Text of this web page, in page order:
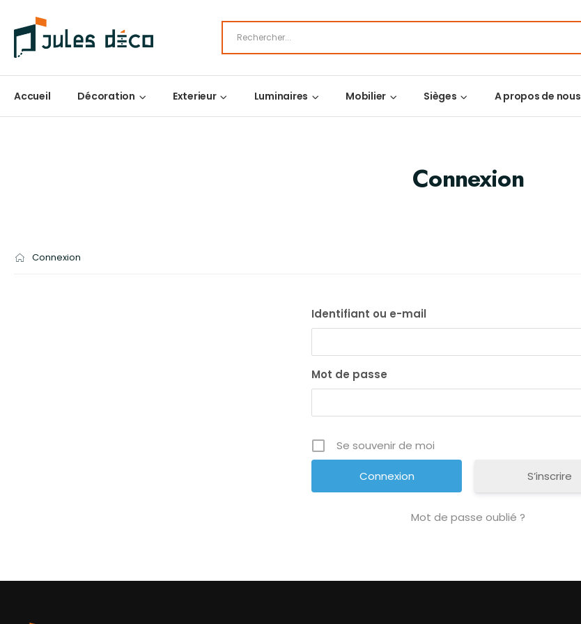
Accueil Décoration Exterieur Luminaires Mobilier Sièges A propos de nous
Connexion
Connexion
Identifiant ou e-mail
Mot de passe
Se souvenir de moi
S’inscrire
Mot de passe oublié ?